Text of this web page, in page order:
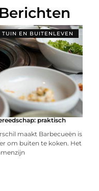
TUIN EN BUITENLEVEN
praktisch
maakt Barbecueën is
om buiten te koken. Het